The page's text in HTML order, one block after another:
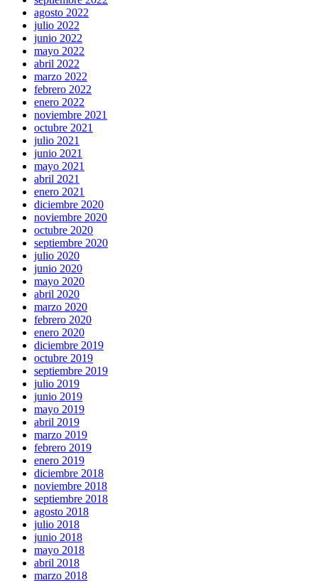
agosto 2022
julio 2022
junio 2022
mayo 2022
abril 2022
marzo 2022
febrero 2022
enero 2022
noviembre 2021
octubre 2021
julio 2021
junio 2021
mayo 2021
abril 2021
enero 2021
diciembre 2020
noviembre 2020
octubre 2020
septiembre 2020
julio 2020
junio 2020
mayo 2020
abril 2020
marzo 2020
febrero 2020
enero 2020
diciembre 2019
octubre 2019
septiembre 2019
julio 2019
junio 2019
mayo 2019
abril 2019
marzo 2019
febrero 2019
enero 2019
diciembre 2018
noviembre 2018
septiembre 2018
agosto 2018
julio 2018
junio 2018
mayo 2018
abril 2018
marzo 2018